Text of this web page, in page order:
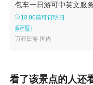
包车一日游可中英文服
小语种导游服务-往返接
18:00前可订明日
条件退
万程日游-国内
看了该景点的人还